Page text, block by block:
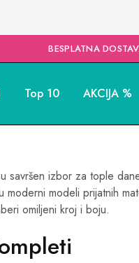
BESPLATNA
Top 10 AKCIJA %
savršen izbor za tople
moderni modeli prijatnih
omiljeni kroj i boju.